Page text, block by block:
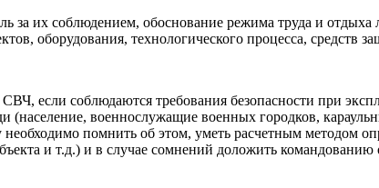
за их соблюдением, обоснование режима труда и
оборудования, технологического процесса, средств
если соблюдаются требования безопасности при
военнослужащие военных городков,
помнить об этом, уметь расчетным методом
и т.д.) и в случае сомнений доложить командованию